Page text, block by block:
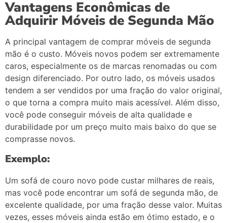
Vantagens Econômicas de
Adquirir Móveis de Segunda Mão
A principal vantagem de comprar móveis de segunda
mão é o custo. Móveis novos podem ser extremamente
caros, especialmente os de marcas renomadas ou com
design diferenciado. Por outro lado, os móveis usados
tendem a ser vendidos por uma fração do valor original,
o que torna a compra muito mais acessível. Além disso,
você pode conseguir móveis de alta qualidade e
durabilidade por um preço muito mais baixo do que se
comprasse novos.
Exemplo:
Um sofá de couro novo pode custar milhares de reais,
mas você pode encontrar um sofá de segunda mão, de
excelente qualidade, por uma fração desse valor. Muitas
vezes, esses móveis ainda estão em ótimo estado, e o